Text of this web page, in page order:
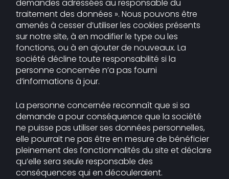
demandes adressées au responsable du
traitement des données ». Nous pouvons être
amenés à cesser d’utiliser les cookies présents
sur notre site, à en modifier le type ou les
fonctions, ou à en ajouter de nouveaux. La
société décline toute responsabilité si la
personne concernée n’a pas fourni
d’informations à jour.
La personne concernée reconnaît que si sa
demande a pour conséquence que la société
ne puisse pas utiliser ses données personnelles,
elle pourrait ne pas être en mesure de bénéficier
pleinement des fonctionnalités du site et déclare
qu’elle sera seule responsable des
conséquences qui en découleraient.